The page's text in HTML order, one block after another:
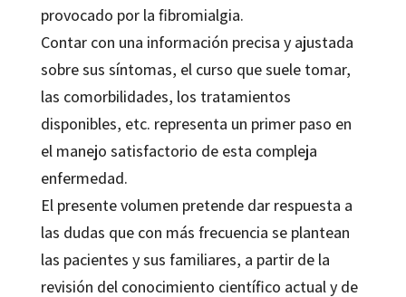
provocado por la fibromialgia.
Contar con una información precisa y ajustada
sobre sus síntomas, el curso que suele tomar,
las comorbilidades, los tratamientos
disponibles, etc. representa un primer paso en
el manejo satisfactorio de esta compleja
enfermedad.
El presente volumen pretende dar respuesta a
las dudas que con más frecuencia se plantean
las pacientes y sus familiares, a partir de la
revisión del conocimiento científico actual y de